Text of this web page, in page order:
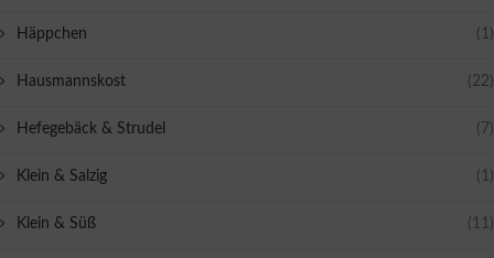
Häppchen (1)
Hausmannskost (22)
Hefegebäck & Strudel (7)
Klein & Salzig (1)
Klein & Süß (11)